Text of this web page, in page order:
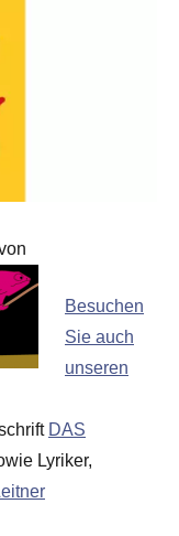
Besuchen
Sie auch
unseren
DAS
Lyriker,